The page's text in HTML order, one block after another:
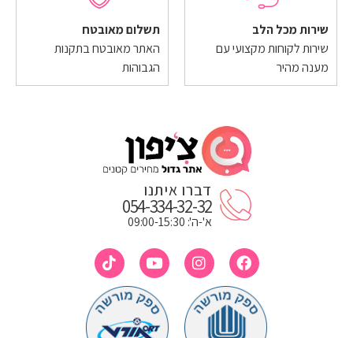
שירות מכל הלב
שירות לקוחות מקצועי עם
מענה מהיר
תשלום מאובטח
האתר מאובטח בתקנות
הגבוהות
דברו איתנו
054-334-32-32
א'-ה': 09:00-15:30